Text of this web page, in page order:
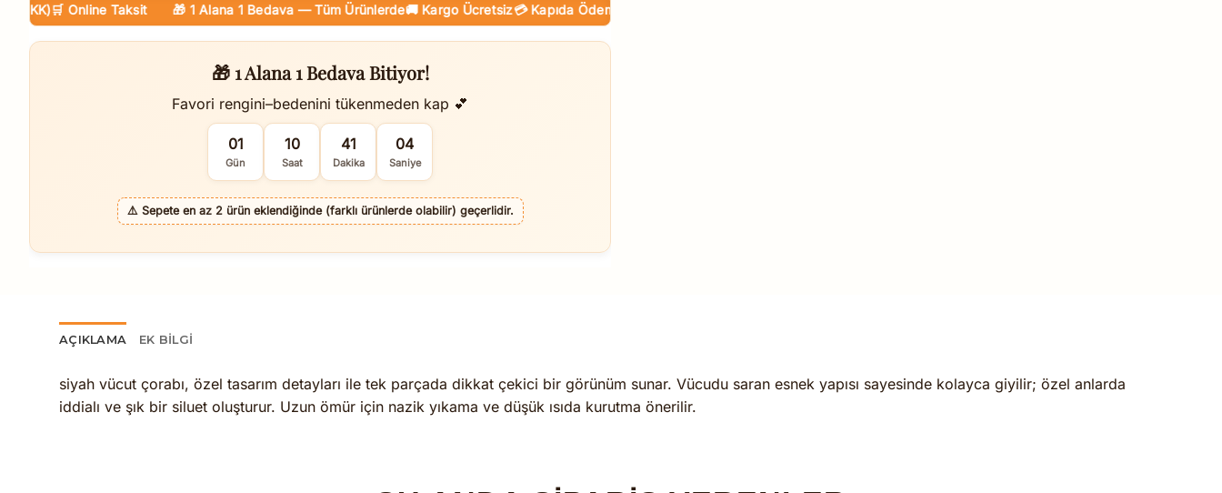
🛒 Online Taksit 🎁 1 Alana 1 Bedava — Tüm Ürünlerde🚚 Kargo Ücretsiz💳 Kapıda Ödeme (Nakit / KK)
🎁 1 Alana 1 Bedava Bitiyor!
Favori rengini–bedenini tükenmeden kap 💕
01
Gün
10
Saat
41
Dakika
03
Saniye
⚠️ Sepete en az 2 ürün eklendiğinde (farklı ürünlerde olabilir) geçerlidir.
AÇIKLAMA EK BILGI
siyah vücut çorabı, özel tasarım detayları ile tek parçada dikkat çekici bir görünüm sunar. Vücudu saran esnek yapısı sayesinde kolayca giyilir; özel anlarda
iddialı ve şık bir siluet oluşturur. Uzun ömür için nazik yıkama ve düşük ısıda kurutma önerilir.